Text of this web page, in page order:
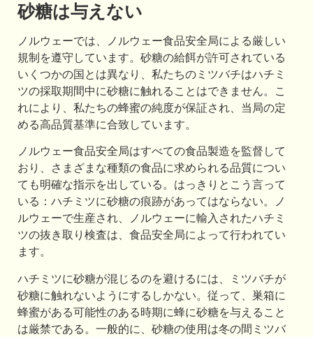
砂糖は与えない
ノルウェーでは、ノルウェー食品安全局による厳しい
規制を遵守しています。砂糖の給餌が許可されている
いくつかの国とは異なり、私たちのミツバチはハチミ
ツの採取期間中に砂糖に触れることはできません。こ
れにより、私たちの蜂蜜の純度が保証され、当局の定
める高品質基準に合致しています。
ノルウェー食品安全局はすべての食品製造を監督して
おり、さまざまな種類の食品に求められる品質につい
ても明確な指示を出している。はっきりとこう言って
いる：ハチミツに砂糖の痕跡があってはならない。ノ
ルウェーで生産され、ノルウェーに輸入されたハチミ
ツの抜き取り検査は、食品安全局によって行われてい
ます。
ハチミツに砂糖が混じるのを避けるには、ミツバチが
砂糖に触れないようにするしかない。従って、巣箱に
蜂蜜がある可能性のある時期に蜂に砂糖を与えること
は厳禁である。一般的に、砂糖の使用は冬の間ミツバ